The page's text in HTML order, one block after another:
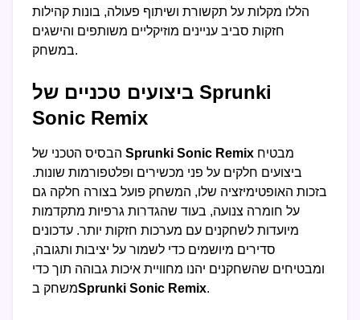
הללו מקלות על תקשורת ושיתוף פעולה, בונות קהילות
חזקות סביב עניינים מוזיקליים משותפים והישגים
במשחק.
ביצועים טכניים של Sprunki
Sonic Remix
Sprunki Sonic Remix
ביצועים חלקים על פני מכשירים ופלטפורמות שונות.
בזכות האופטימיזציה שלו, המשחק פועל בצורה חלקה גם
על חומרה צנועה, בעוד שהגדרות גרפיות מתקדמות
מיועדות לשחקנים עם מערכות חזקות יותר. עדכונים
סדירים מיושמים כדי לשמור על יציבות ותגובה,
ומבטיחים שהשחקנים יהנו מחוויית איכות גבוהה תוך כדי
משחק בSprunki Sonic Remix.